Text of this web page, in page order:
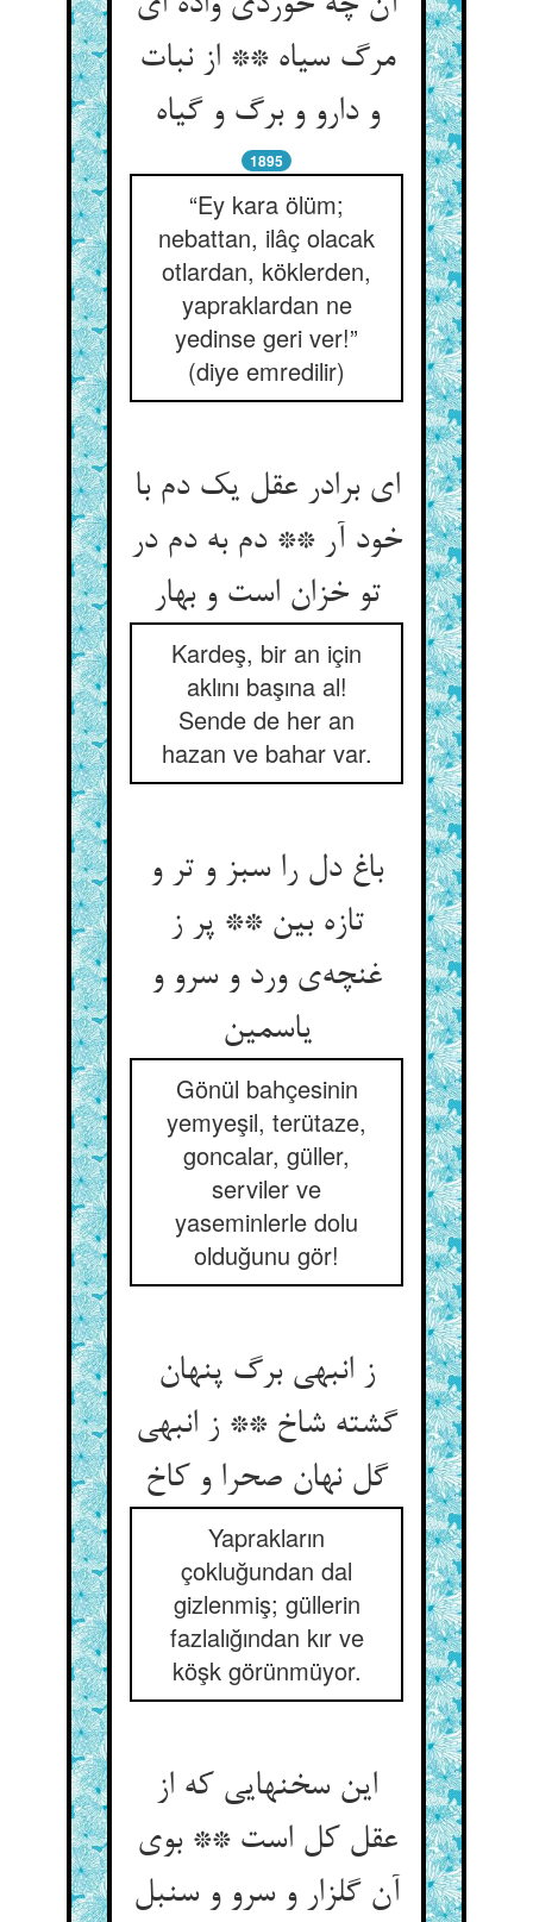
مرگ سیاه ** از نبات
و دارو و برگ و گیاه‌‌
1895
“Ey kara ölüm;
nebattan, ilâç olacak
otlardan, köklerden,
yapraklardan ne
yedinse geri ver!”
(diye emredilir)
ای برادر عقل یک دم با
خود آر ** دم به دم در
تو خزان است و بهار
Kardeş, bir an için
aklını başına al!
Sende de her an
hazan ve bahar var.
باغ دل را سبز و تر و
تازه بین ** پر ز
غنچه‌‌ی ورد و سرو و
یاسمین‌‌
Gönül bahçesinin
yemyeşil, terütaze,
goncalar, güller,
serviler ve
yaseminlerle dolu
olduğunu gör!
ز انبهی برگ پنهان
گشته شاخ ** ز انبهی
Yaprakların
çokluğundan dal
gizlenmiş; güllerin
fazlalığından kır ve
köşk görünmüyor.
این سخنهایی که از
عقل کل است ** بوی
آن گلزار و سرو و سنبل